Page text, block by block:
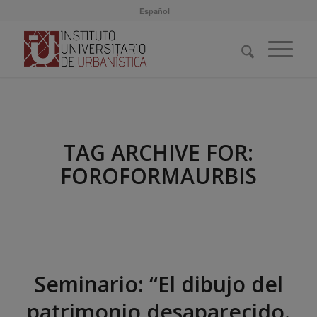
Español
TAG ARCHIVE FOR:
FOROFORMAURBIS
Seminario: “El dibujo del